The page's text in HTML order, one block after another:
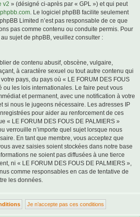
v2 » (désigné ci-après par « GPL ») et qui peut
. Le logiciel phpBB facilite seulement
Limited n’est pas responsable de ce que
pas comme contenu ou conduite permis. Pour
sujet de phpBB, veuillez consulter :
de contenu abusif, obscène, vulgaire,
à caractère sexuel ou tout autre contenu qui
pays, du pays où « LE FORUM DES FOUS
ou les lois internationales. Le faire peut vous
et permanent, avec une notification à votre
si nous le jugeons nécessaire. Les adresses IP
pour aider au renforcement de ces
« LE FORUM DES FOUS DE PALMIERS »
verrouille n’importe quel sujet lorsque nous
En tant que membre, vous acceptez que
avez saisies soient stockées dans notre base
ne soient pas diffusées à une tierce
ni « LE FORUM DES FOUS DE PALMIERS »,
comme responsables en cas de tentative de
les données.